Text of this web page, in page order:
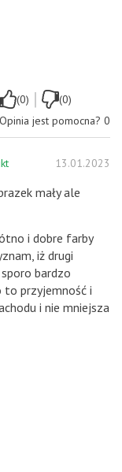
(0) |
(0)
Opinia jest pomocna? 0
13.01.2023
mały ale
i dobre farby
iż drugi
bardzo
to przyjemność i
i nie mniejsza